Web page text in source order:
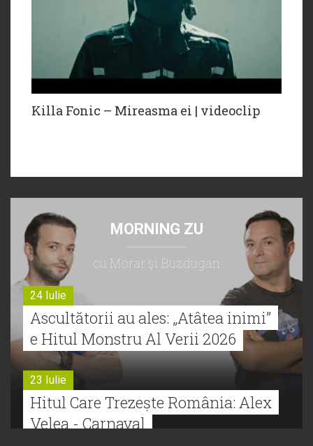
Killa Fonic – Mireasma ei | videoclip
MORNING ZU
cu Morar şi Buzdugan
24 Iulie
Ascultătorii au ales: „Atâtea inimi”
e Hitul Monstru Al Verii 2026
23 Iulie
Hitul Care Trezește România: Alex
Velea - Carnaval